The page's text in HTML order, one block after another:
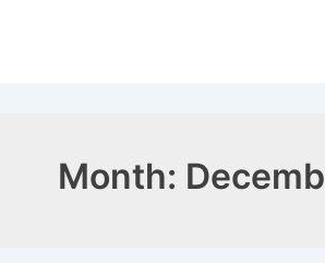
Month: